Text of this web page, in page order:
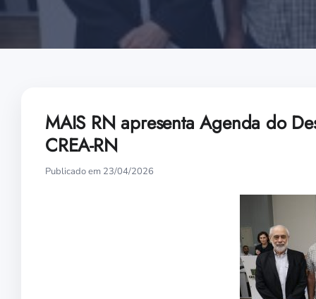
MAIS RN apresenta Agenda do
CREA-RN
Publicado em 23/04/2026